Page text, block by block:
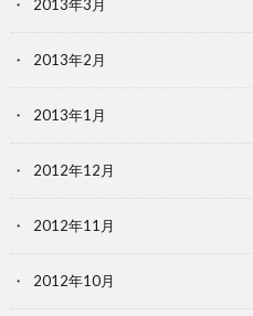
2013年3月
2013年2月
2013年1月
2012年12月
2012年11月
2012年10月